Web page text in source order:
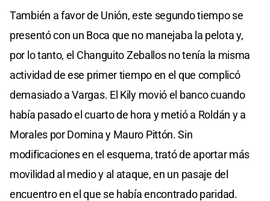
También a favor de Unión, este segundo tiempo se
presentó con un Boca que no manejaba la pelota y,
por lo tanto, el Changuito Zeballos no tenía la misma
actividad de ese primer tiempo en el que complicó
demasiado a Vargas. El Kily movió el banco cuando
había pasado el cuarto de hora y metió a Roldán y a
Morales por Domina y Mauro Pittón. Sin
modificaciones en el esquema, trató de aportar más
movilidad al medio y al ataque, en un pasaje del
encuentro en el que se había encontrado paridad.